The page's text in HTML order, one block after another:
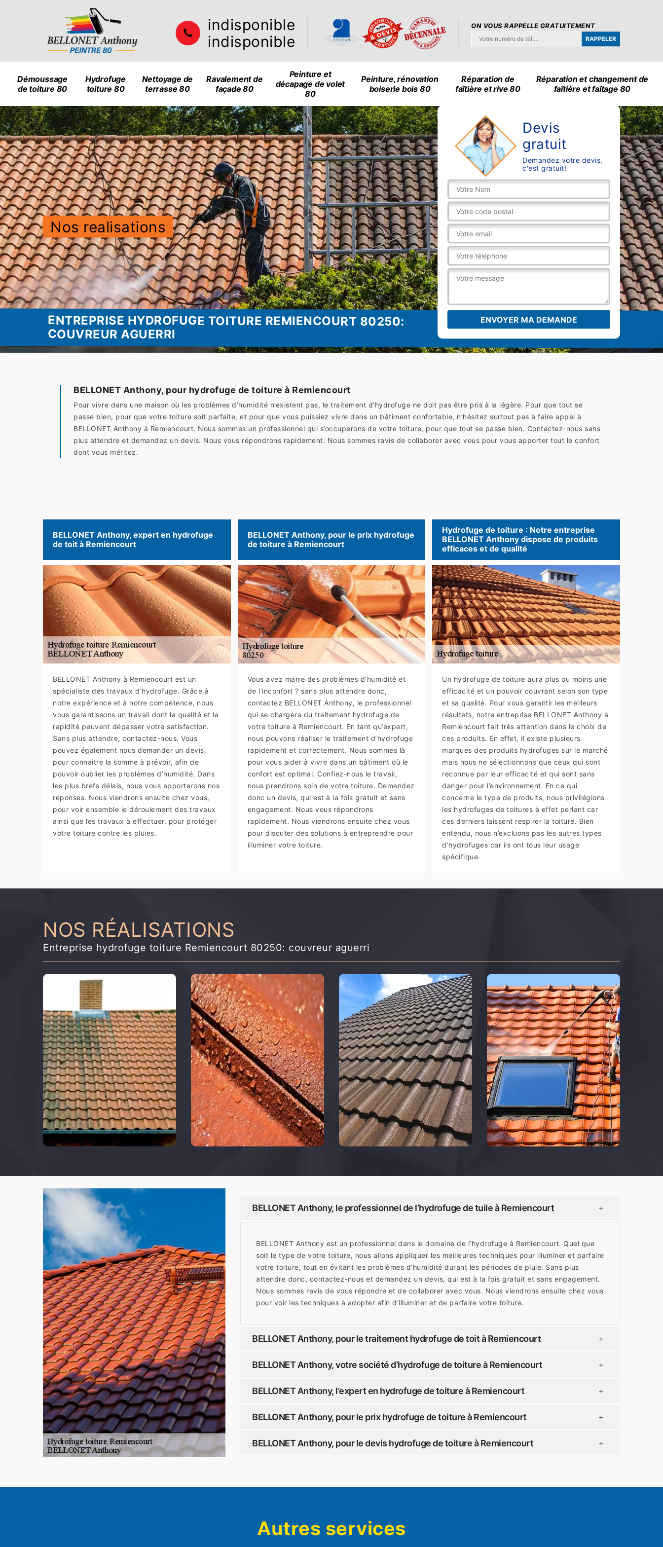
indisponible
indisponible
ON VOUS RAPPELLE GRATUITEMENT
Démoussage
de toiture 80
Hydrofuge
toiture 80
Nettoyage de
terrasse 80
Ravalement de
façade 80
Peinture et
décapage de volet
80
Peinture, rénovation
boiserie bois 80
Réparation de
faîtière et rive 80
Réparation et changement de
faîtière et faîtage 80
Nos realisations
Devis
gratuit
Demandez votre devis,
c'est gratuit!
ENTREPRISE HYDROFUGE TOITURE REMIENCOURT 80250:
COUVREUR AGUERRI
BELLONET Anthony, pour hydrofuge de toiture à Remiencourt
Pour vivre dans une maison où les problèmes d’humidité n’existent pas, le traitement d’hydrofuge ne doit pas être pris à la légère. Pour que tout se
passe bien, pour que votre toiture soit parfaite, et pour que vous puissiez vivre dans un bâtiment confortable, n’hésitez surtout pas à faire appel à
BELLONET Anthony à Remiencourt. Nous sommes un professionnel qui s’occuperons de votre toiture, pour que tout se passe bien. Contactez-nous sans
plus attendre et demandez un devis. Nous vous répondrons rapidement. Nous sommes ravis de collaborer avec vous pour vous apporter tout le confort
dont vous méritez.
BELLONET Anthony, expert en hydrofuge
de toit à Remiencourt
BELLONET Anthony à Remiencourt est un
spécialiste des travaux d’hydrofuge. Grâce à
notre expérience et à notre compétence, nous
vous garantissons un travail dont la qualité et la
rapidité peuvent dépasser votre satisfaction.
Sans plus attendre, contactez-nous. Vous
pouvez également nous demander un devis,
pour connaitre la somme à prévoir, afin de
pouvoir oublier les problèmes d’humidité. Dans
les plus brefs délais, nous vous apporterons nos
réponses. Nous viendrons ensuite chez vous,
pour voir ensemble le déroulement des travaux
ainsi que les travaux à effectuer, pour protéger
votre toiture contre les pluies.
BELLONET Anthony, pour le prix hydrofuge
de toiture à Remiencourt
Vous avez marre des problèmes d’humidité et
de l’inconfort ? sans plus attendre donc,
contactez BELLONET Anthony, le professionnel
qui se chargera du traitement hydrofuge de
votre toiture à Remiencourt. En tant qu’expert,
nous pouvons réaliser le traitement d’hydrofuge
rapidement et correctement. Nous sommes là
pour vous aider à vivre dans un bâtiment où le
confort est optimal. Confiez-nous le travail,
nous prendrons soin de votre toiture. Demandez
donc un devis, qui est à la fois gratuit et sans
engagement. Nous vous répondrons
rapidement. Nous viendrons ensuite chez vous
pour discuter des solutions à entreprendre pour
illuminer votre toiture.
Hydrofuge de toiture : Notre entreprise
BELLONET Anthony dispose de produits
efficaces et de qualité
Un hydrofuge de toiture aura plus ou moins une
efficacité et un pouvoir couvrant selon son type
et sa qualité. Pour vous garantir les meilleurs
résultats, notre entreprise BELLONET Anthony à
Remiencourt fait très attention dans le choix de
ces produits. En effet, il existe plusieurs
marques des produits hydrofuges sur le marché
mais nous ne sélectionnons que ceux qui sont
reconnue par leur efficacité et qui sont sans
danger pour l’environnement. En ce qui
concerne le type de produits, nous privilégions
les hydrofuges de toitures à effet perlant car
ces derniers laissent respirer la toiture. Bien
entendu, nous n’excluons pas les autres types
d’hydrofuges car ils ont tous leur usage
spécifique.
NOS RÉALISATIONS
Entreprise hydrofuge toiture Remiencourt 80250: couvreur aguerri
BELLONET Anthony, le professionnel de l’hydrofuge de tuile à Remiencourt +
BELLONET Anthony est un professionnel dans le domaine de l’hydrofuge à Remiencourt. Quel que
soit le type de votre toiture, nous allons appliquer les meilleures techniques pour illuminer et parfaire
votre toiture, tout en évitant les problèmes d’humidité durant les périodes de pluie. Sans plus
attendre donc, contactez-nous et demandez un devis, qui est à la fois gratuit et sans engagement.
Nous sommes ravis de vous répondre et de collaborer avec vous. Nous viendrons ensuite chez vous
pour voir les techniques à adopter afin d’illuminer et de parfaire votre toiture.
BELLONET Anthony, pour le traitement hydrofuge de toit à Remiencourt +
BELLONET Anthony, votre société d’hydrofuge de toiture à Remiencourt +
BELLONET Anthony, l’expert en hydrofuge de toiture à Remiencourt +
BELLONET Anthony, pour le prix hydrofuge de toiture à Remiencourt +
BELLONET Anthony, pour le devis hydrofuge de toiture à Remiencourt +
Autres services